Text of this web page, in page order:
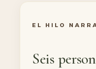
EL HILO
Seis